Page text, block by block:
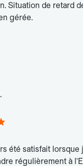
Situation de retard
gérée.
été satisfait lorsque
régulièrement à